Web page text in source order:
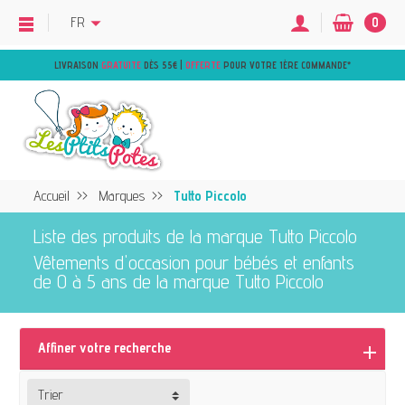
LIVRAISON GRATUITE DÈS 55€ | OFFERTE POUR VOTRE 1ÈRE COMMANDE*
FR 0
Accueil Marques Tutto Piccolo
Liste des produits de la marque Tutto Piccolo
Vêtements d'occasion pour bébés et enfants
de 0 à 5 ans de la marque Tutto Piccolo
Affiner votre recherche
Trier